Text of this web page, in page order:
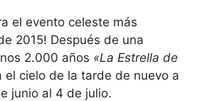
el evento celeste más
2015! Después de una
2.000 años «La Estrella de
el cielo de la tarde de nuevo a
junio al 4 de julio.